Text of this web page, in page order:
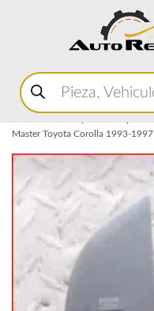
Buscar
productos
Master Toyota Corolla 1993-1997